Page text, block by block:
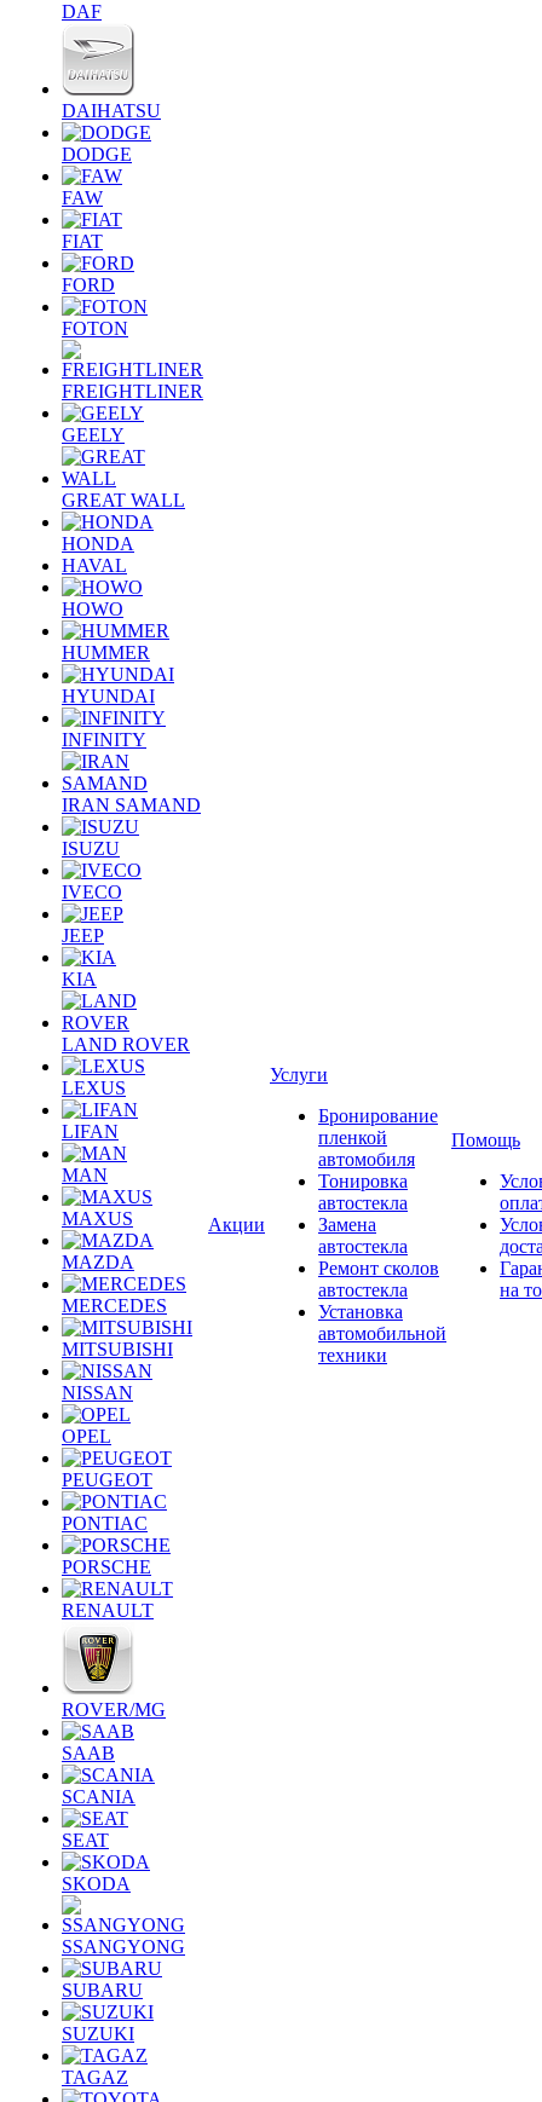
DAF
DAIHATSU
DODGE
FAW
FIAT
FORD
FOTON
FREIGHTLINER
GEELY
GREAT WALL
HONDA
HAVAL
HOWO
HUMMER
HYUNDAI
INFINITY
IRAN SAMAND
ISUZU
IVECO
JEEP
KIA
LAND ROVER
LEXUS
LIFAN
MAN
MAXUS
MAZDA
MERCEDES
MITSUBISHI
NISSAN
OPEL
PEUGEOT
PONTIAC
PORSCHE
RENAULT
ROVER/MG
SAAB
SCANIA
SEAT
SKODA
SSANGYONG
SUBARU
SUZUKI
TAGAZ
Акции
Услуги
Бронирование
пленкой
автомобиля
Тонировка
автостекла
Замена
автостекла
Ремонт сколов
автостекла
Установка
автомобильной
техники
Помощь
на